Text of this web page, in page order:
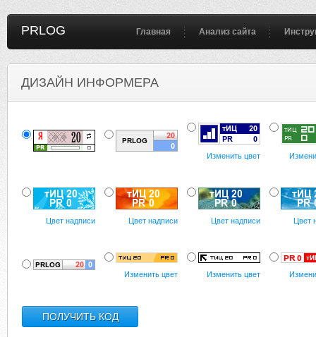
PRLOG Главная Анализ сайта
ДИЗАЙН ИНФОРМЕРА
Изменить цвет
Цвет надписи Цвет надписи Цвет надписи Цвет
Изменить цвет Изменить цвет